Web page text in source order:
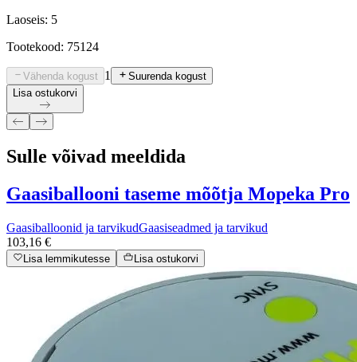
Laoseis: 5
Tootekood: 75124
Vähenda kogust 1
Suurenda kogust
Lisa ostukorvi
Sulle võivad meeldida
Gaasiballooni taseme mõõtja Mopeka Pro
Gaasiballoonid ja tarvikudGaasiseadmed ja tarvikud
103,16 €
Lisa lemmikutesse Lisa ostukorvi